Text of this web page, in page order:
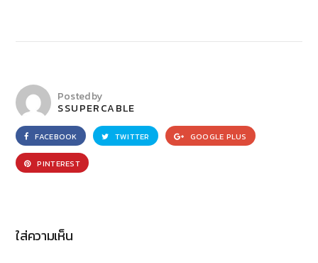
Posted by
SSUPERCABLE
FACEBOOK TWITTER GOOGLE PLUS
PINTEREST
ใส่ความเห็น